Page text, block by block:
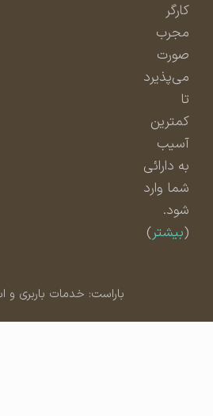
مجرب
صورت
می‌پذیرد
کمترین
آسیب
به دارائی
شما وارد
شود.
بیشتر)
باراست: خدمات باربری و